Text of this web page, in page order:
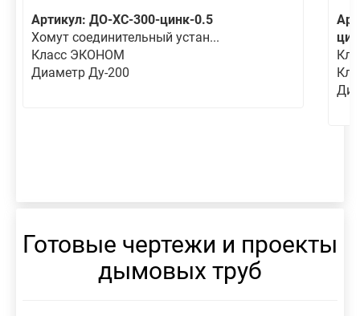
Артикул: ДО-ХС-300-цинк-0.5
Хомут соединительный устан...
Класс ЭКОНОМ
Диаметр Ду-200
Готовые чертежи и проекты
дымовых труб